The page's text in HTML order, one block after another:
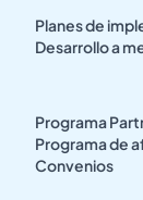
Planes de
Desarrollo a
Programa
Programa de
Convenios